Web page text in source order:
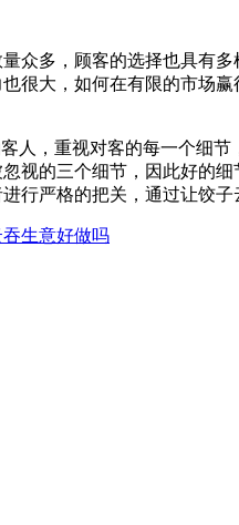
众多，顾客的选择也具有
大，如何在有限的市场
人，重视对客的每一个细
的三个细节，因此好的
严格的把关，通过让饺子
吞生意好做吗